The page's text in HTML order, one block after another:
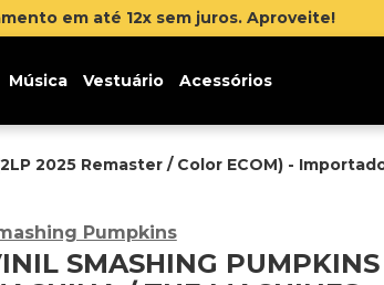
Inscreva-se na
Música Vestuário Acessórios
2025 Remaster / Color ECOM) -
Pumpkins
SMASHING